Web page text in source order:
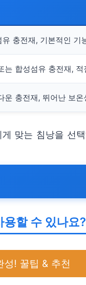
유 충전재, 기본적인 기
는 합성섬유 충전재,
운 충전재, 뛰어난 보
맞는 침낭을 선
할 수 있나요?
성! 꿀팁 & 추천